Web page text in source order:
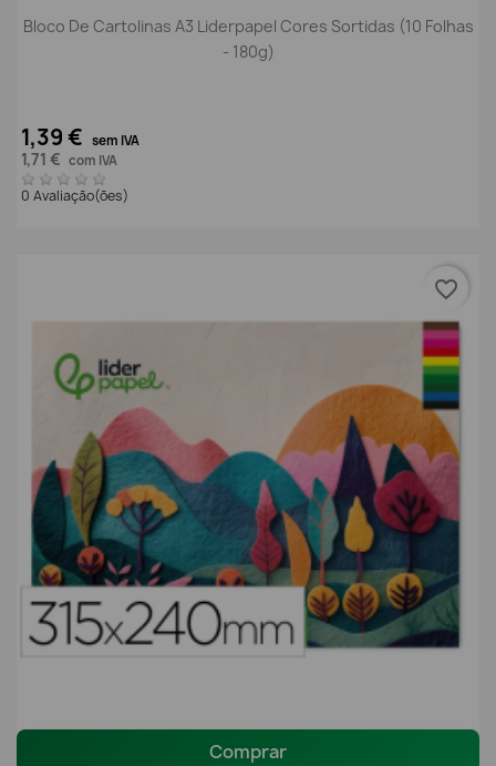
Bloco De Cartolinas A3 Liderpapel Cores Sortidas (10 Folhas
- 180g)
1,39 € sem IVA
1,71 € com IVA
0 Avaliação(ões)
Comprar
favorite_border